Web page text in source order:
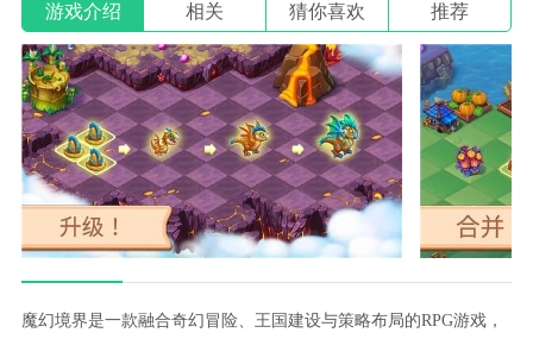
游戏介绍 相关 猜你喜欢 推荐
魔幻境界是一款融合奇幻冒险、王国建设与策略布局的RPG游戏，